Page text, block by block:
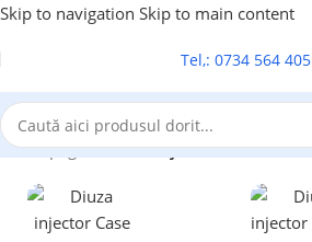
Skip to navigation Skip to main content
Tel,: 0734 564 405
Prima pagină/Diuza injector